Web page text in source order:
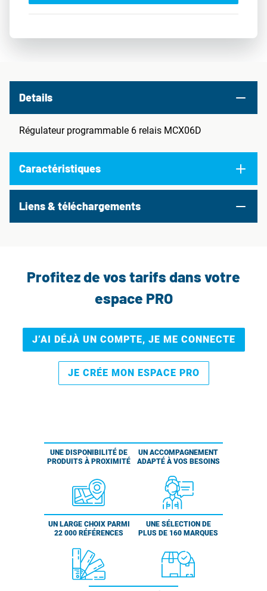
Details
Régulateur programmable 6 relais MCX06D
Caractéristiques
Liens & téléchargements
Profitez de vos tarifs dans votre
espace PRO
J’AI DÉJÀ UN COMPTE, JE ME CONNECTE
JE CRÉE MON ESPACE PRO
UNE DISPONIBILITÉ DE
PRODUITS À PROXIMITÉ
UN ACCOMPAGNEMENT
ADAPTÉ À VOS BESOINS
UN LARGE CHOIX PARMI
22 000 RÉFÉRENCES
UNE SÉLECTION DE
PLUS DE 160 MARQUES